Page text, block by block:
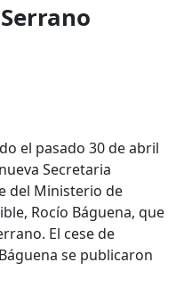
el pasado 30 de abril
Secretaria
del Ministerio de
Rocío Báguena, que
El cese de
se publicaron